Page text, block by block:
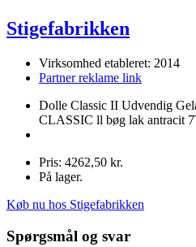
Stigefabrikken
Virksomhed etableret: 2014
Partner reklame link
Dolle Classic II Udvendig
CLASSIC ll bøg lak antracit
Pris: 4262,50 kr.
På lager.
Køb nu hos Stigefabrikken
Spørgsmål og svar